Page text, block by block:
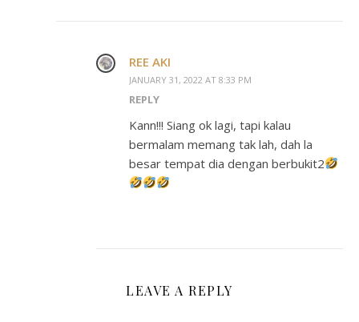
REE AKI
JANUARY 31, 2022 AT 8:33 PM
REPLY
Kann!!! Siang ok lagi, tapi kalau
bermalam memang tak lah, dah la
besar tempat dia dengan berbukit2
LEAVE A REPLY